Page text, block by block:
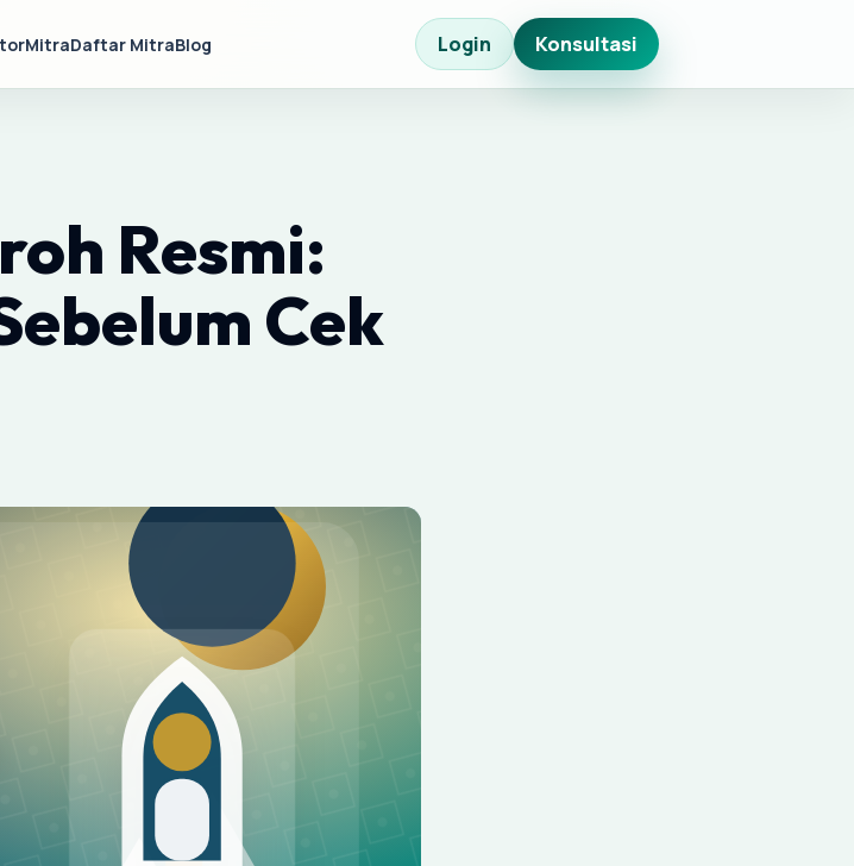
MitraDaftar MitraBlog Login Konsultasi
Resmi:
Cek